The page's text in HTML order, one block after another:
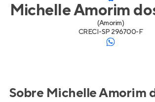
Michelle Amorim
(Amorim)
CRECI-SP 296700-F
Sobre Michelle Amorim